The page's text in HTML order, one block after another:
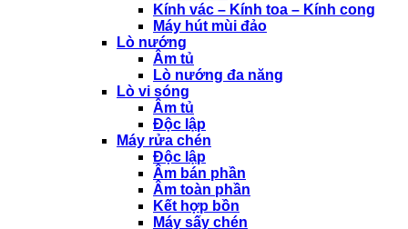
Kính vác – Kính toa – Kính cong
Máy hút mùi đảo
Lò nướng
Âm tủ
Lò nướng đa năng
Lò vi sóng
Âm tủ
Độc lập
Máy rửa chén
Độc lập
Âm bán phần
Âm toàn phần
Kết hợp bồn
Máy sấy chén